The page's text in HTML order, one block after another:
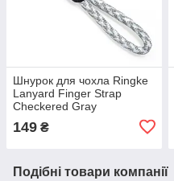
Шнурок для чохла Ringke
Lanyard Finger Strap
Checkered Gray
149 ₴
Подібні товари компанії